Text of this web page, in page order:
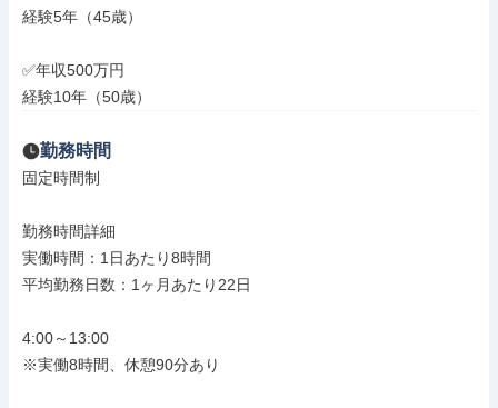
経験5年（45歳）
✅年収500万円
経験10年（50歳）
勤務時間
固定時間制
勤務時間詳細
実働時間：1日あたり8時間
平均勤務日数：1ヶ月あたり22日
4:00～13:00
※実働8時間、休憩90分あり